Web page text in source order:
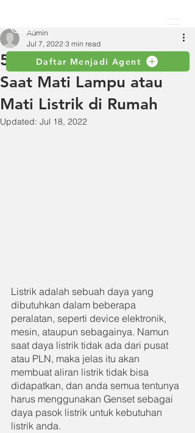
Daftar Menjadi Agent
5 Kerugian yang Diderita
Saat Mati Lampu atau
Mati Listrik di Rumah
Admin
Jul 7, 2022 3 min read
Updated: Jul 18, 2022
Listrik adalah sebuah daya yang
dibutuhkan dalam beberapa
peralatan, seperti device elektronik,
mesin, ataupun sebagainya. Namun
saat daya listrik tidak ada dari pusat
atau PLN, maka jelas itu akan
membuat aliran listrik tidak bisa
didapatkan, dan anda semua tentunya
harus menggunakan Genset sebagai
daya pasok listrik untuk kebutuhan
listrik anda.